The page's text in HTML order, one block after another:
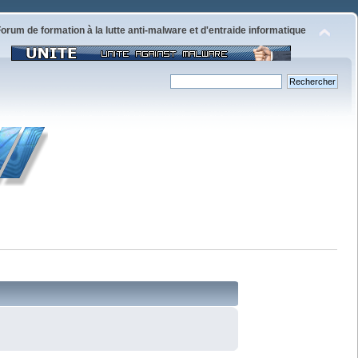
de formation à la lutte anti-malware et d'entraide informatique